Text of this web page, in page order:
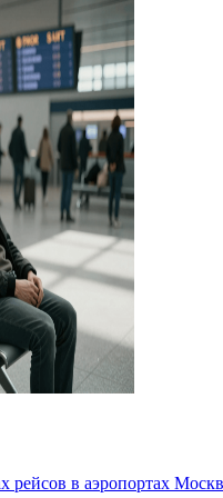
рейсов в аэропортах